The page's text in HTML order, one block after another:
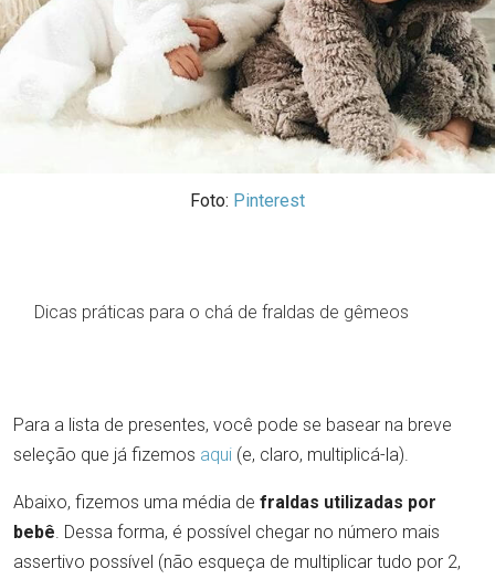
Foto: Pinterest
Dicas práticas para o chá de fraldas de gêmeos
Para a lista de presentes, você pode se basear na breve
seleção que já fizemos aqui (e, claro, multiplicá-la).
Abaixo, fizemos uma média de fraldas utilizadas por
bebê . Dessa forma, é possível chegar no número mais
assertivo possível (não esqueça de multiplicar tudo por 2,